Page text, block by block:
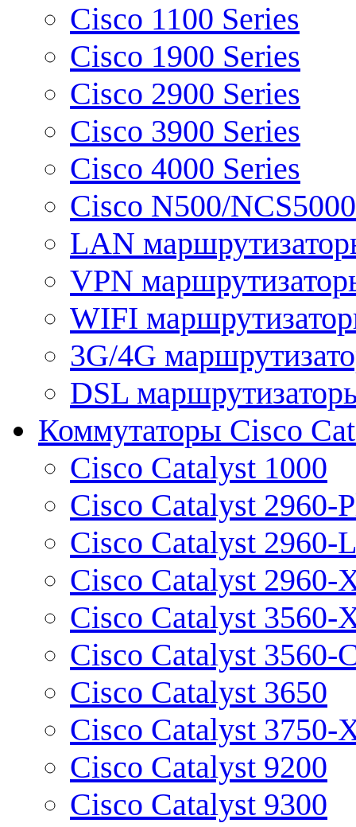
Cisco 1100 Series
Cisco 1900 Series
Cisco 2900 Series
Cisco 3900 Series
Cisco 4000 Series
Cisco N500/
LAN
VPN
WIFI
3G/4G
DSL
Коммутаторы Cisco
Cisco Catalyst 1000
Cisco Catalyst 2960-
Cisco Catalyst 2960-L
Cisco Catalyst 2960-
Cisco Catalyst 3560-
Cisco Catalyst 3560-
Cisco Catalyst 3650
Cisco Catalyst 3750-
Cisco Catalyst 9200
Cisco Catalyst 9300